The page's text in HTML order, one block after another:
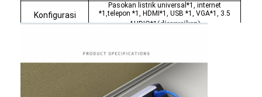
Konfigurasi
Pasokan listrik universal*1, internet
*1,telepon *1, HDMI*1, USB *1, VGA*1, 3.5
AUDIO*1(disesuaikan)